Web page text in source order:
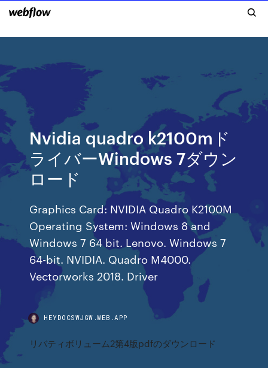
Nvidia quadro k2100mド
ライバーWindows 7ダウン
ロード
Graphics Card: NVIDIA Quadro K2100M
Operating System: Windows 8 and
Windows 7 64 bit. Lenovo. Windows 7
64-bit. NVIDIA. Quadro M4000.
Vectorworks 2018. Driver
HEYDOCSWJGW.WEB.APP
リバティボリューム2第4版pdfのダウンロード